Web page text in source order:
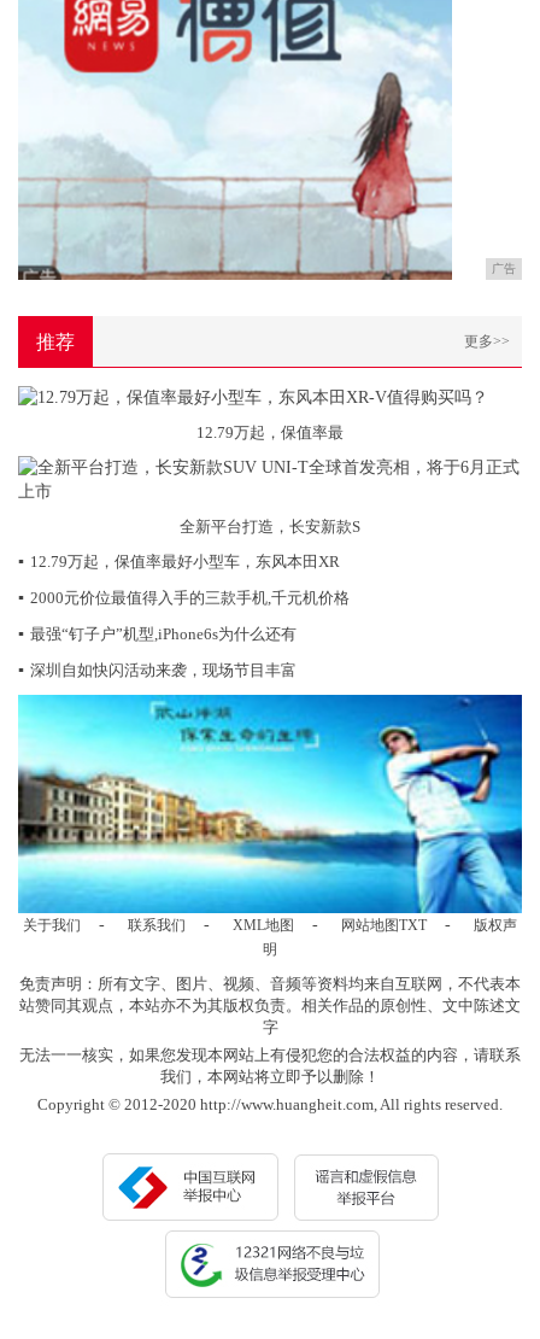
广告
推荐 更多>>
12.79万起，保值率最
全新平台打造，长安新款S
▪ 12.79万起，保值率最好小型车，东风本田XR
▪ 2000元价位最值得入手的三款手机,千元机价格
▪ 最强“钉子户”机型,iPhone6s为什么还有
▪ 深圳自如快闪活动来袭，现场节目丰富
关于我们 - 联系我们 - XML地图 - 网站地图TXT -
版权声
明
免责声明：所有文字、图片、视频、音频等资料均来自互联网，不代表本
站赞同其观点，本站亦不为其版权负责。相关作品的原创性、文中陈述文
字
无法一一核实，如果您发现本网站上有侵犯您的合法权益的内容，请联系
我们，本网站将立即予以删除！
Copyright © 2012-2020 http://www.huangheit.com, All rights reserved.